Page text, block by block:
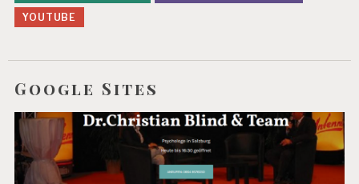
YOUTUBE
Google Sites